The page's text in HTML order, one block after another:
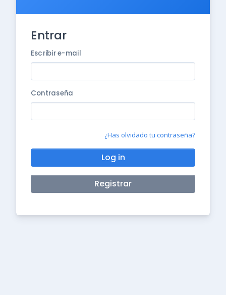
Entrar
Escribir e-mail
Contraseña
¿Has olvidado tu contraseña?
Log in
Registrar